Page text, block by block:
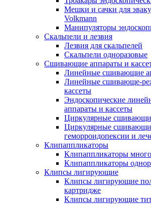
Мешки и сачки для
Volkmann
Манипуляторы
Скальпели и лезвия
Лезвия для скальпелей
Скальпели одноразовые
Сшивающие аппараты и
Линейные сшивающие
Линейные сшивающе-
кассеты
Эндоскопические
аппараты и кассеты
Циркулярные
Циркулярные
геморроидопексии и
Клипаппликаторы
Клипаппликаторы
Клипаппликаторы
Клипсы лигирующие
Клипсы лигирующие
картридже
Клипсы лигирующие